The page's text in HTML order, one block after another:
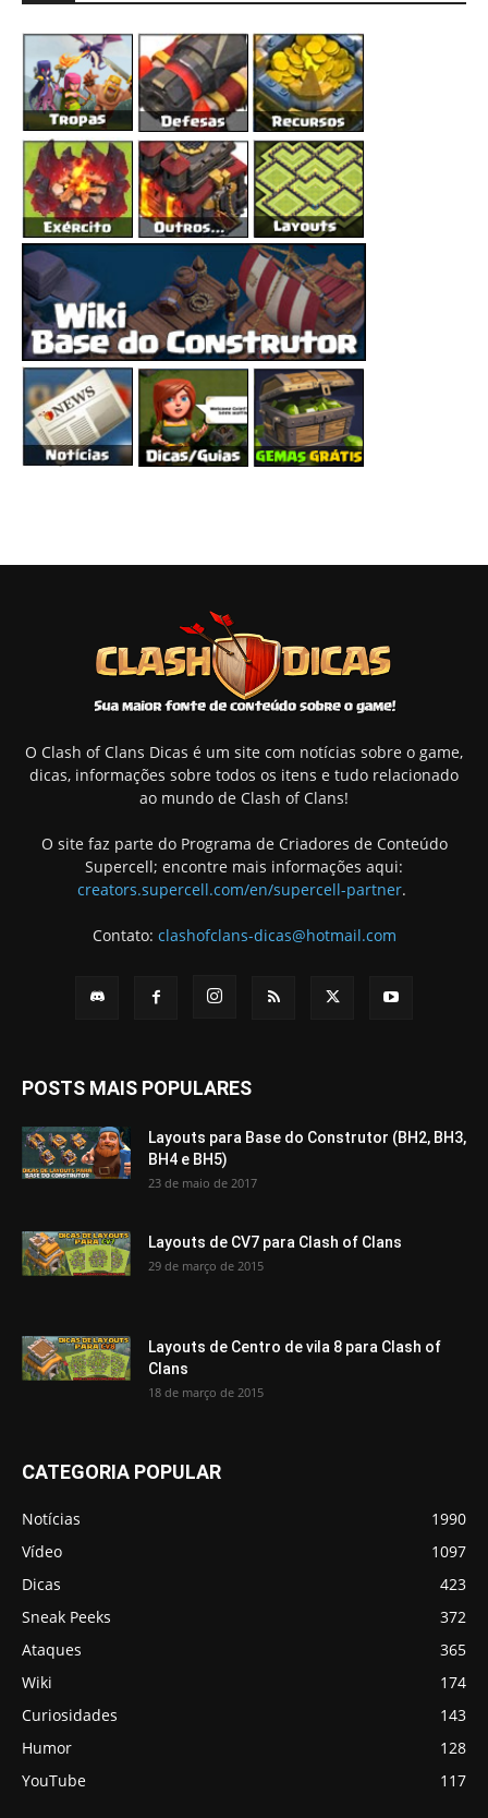
O Clash of Clans Dicas é um site com notícias sobre o game,
dicas, informações sobre todos os itens e tudo relacionado
ao mundo de Clash of Clans!
O site faz parte do Programa de Criadores de Conteúdo
Supercell; encontre mais informações aqui:
creators.supercell.com/en/supercell-partner.
Contato: clashofclans-dicas@hotmail.com
POSTS MAIS POPULARES
Layouts para Base do Construtor (BH2, BH3,
BH4 e BH5)
23 de maio de 2017
Layouts de CV7 para Clash of Clans
29 de março de 2015
Layouts de Centro de vila 8 para Clash of
Clans
18 de março de 2015
CATEGORIA POPULAR
Notícias
1990
Vídeo
1097
Dicas
423
Sneak Peeks
372
Ataques
365
Wiki
174
Curiosidades
143
Humor
128
YouTube
117